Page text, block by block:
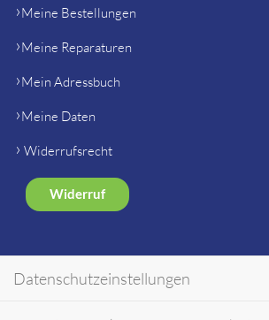
Meine Bestellungen
Meine Reparaturen
Mein Adressbuch
Meine Daten
Widerrufsrecht
Widerruf
SHOP
Datenschutzeinstellungen